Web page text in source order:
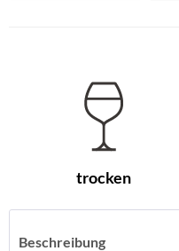
trocken
Beschreibung